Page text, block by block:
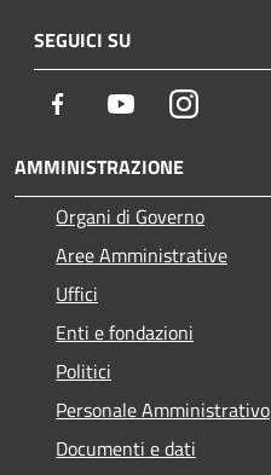
SEGUICI SU
Facebook YoutubeInstagram
AMMINISTRAZIONE
Organi di Governo
Aree Amministrative
Uffici
Enti e fondazioni
Politici
Personale Amministrativo
Documenti e dati